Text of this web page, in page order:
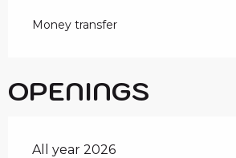
Money transfer
OPENINGS
All year 2026